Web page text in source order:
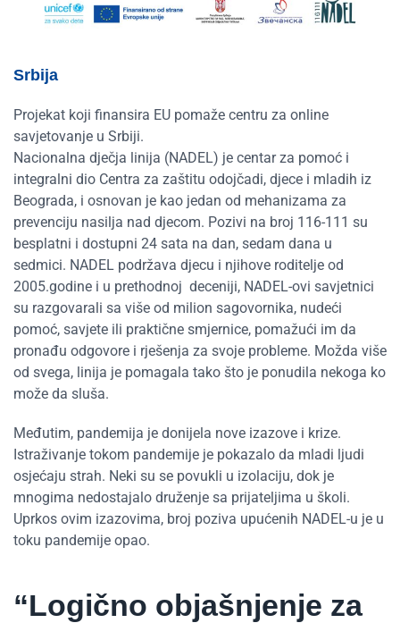
Srbija
Projekat koji finansira EU pomaže centru za online
savjetovanje u Srbiji.
Nacionalna dječja linija (NADEL) je centar za pomoć i
integralni dio Centra za zaštitu odojčadi, djece i mladih iz
Beograda, i osnovan je kao jedan od mehanizama za
prevenciju nasilja nad djecom. Pozivi na broj 116-111 su
besplatni i dostupni 24 sata na dan, sedam dana u
sedmici. NADEL podržava djecu i njihove roditelje od
2005.godine i u prethodnoj deceniji, NADEL-ovi savjetnici
su razgovarali sa više od milion sagovornika, nudeći
pomoć, savjete ili praktične smjernice, pomažući im da
pronađu odgovore i rješenja za svoje probleme. Možda više
od svega, linija je pomagala tako što je ponudila nekoga ko
može da sluša.
Međutim, pandemija je donijela nove izazove i krize.
Istraživanje tokom pandemije je pokazalo da mladi ljudi
osjećaju strah. Neki su se povukli u izolaciju, dok je
mnogima nedostajalo druženje sa prijateljima u školi.
Uprkos ovim izazovima, broj poziva upućenih NADEL-u je u
toku pandemije opao.
“Logično objašnjenje za